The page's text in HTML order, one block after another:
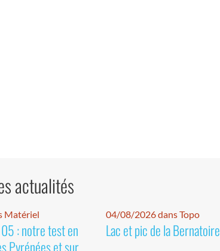
actualités
Matériel
: notre test en
Pyrénées et sur
04/08/2026 dans Topo
Lac et pic de la Bernatoire